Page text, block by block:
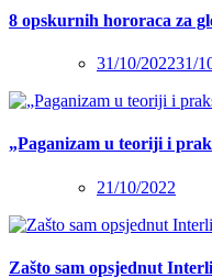
8 opskurnih hororaca za
31/10/202231/
„Paganizam u teoriji i
21/10/2022
Zašto sam opsjednut